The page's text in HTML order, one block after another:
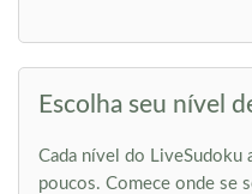
Escolha seu nível
Cada nível do LiveSudoku
poucos. Comece onde se